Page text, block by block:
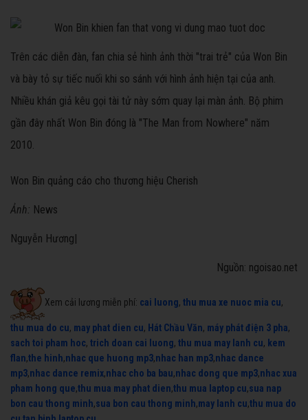
Trên các diễn đàn, fan chia sẻ hình ảnh thời "trai trẻ" của Won Bin
và bày tỏ sự tiếc nuối khi so sánh với hình ảnh hiện tại của anh.
Nhiều khán giả kêu gọi tài tử này sớm quay lại màn ảnh. Bộ phim
gần đây nhất Won Bin đóng là "The Man from Nowhere" năm
2010.
Won Bin quảng cáo cho thương hiệu Cherish
Ảnh: News
Nguyễn Hương|
Nguồn: ngoisao.net
Xem cải lương miễn phí: cai luong, thu mua xe nuoc mia cu,
thu mua do cu, may phat dien cu, Hát Chầu Văn, máy phát điện 3 pha,
sach toi pham hoc, trich doan cai luong, thu mua may lanh cu, kem
flan,the hinh,nhac que huong mp3,nhac han mp3,nhac dance
mp3,nhac dance remix,nhac cho ba bau,nhac dong que mp3,nhac xua
pham hong que,thu mua may phat dien,thu mua laptop cu,sua nap
bon cau thong minh,sua bon cau thong minh,may lanh cu,thu mua do